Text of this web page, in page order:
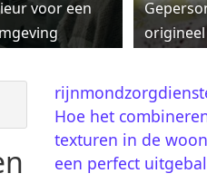
voor een
Hoe het
texturen in de
een perfect